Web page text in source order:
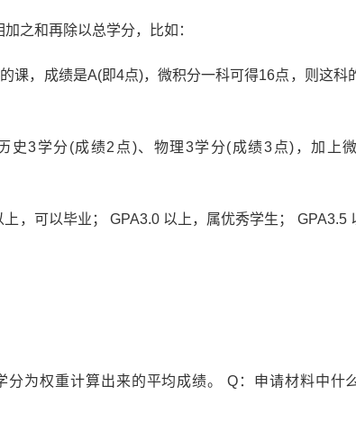
之和再除以总学分，比如：
课，成绩是A(即4点)，微积分一科可得16点，则这科
史3学分(成绩2点)、物理3学分(成绩3点)，加上
，可以毕业； GPA3.0 以上，属优秀学生； GPA3.5
为权重计算出来的平均成绩。 Q：申请材料中什